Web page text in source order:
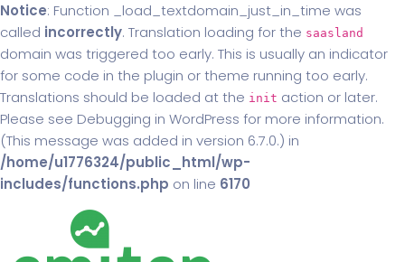
Notice: Function _load_textdomain_just_in_time was
called incorrectly. Translation loading for the saasland
domain was triggered too early. This is usually an indicator
for some code in the plugin or theme running too early.
Translations should be loaded at the init action or later.
Please see Debugging in WordPress for more information.
(This message was added in version 6.7.0.) in
/home/u1776324/public_html/wp-
includes/functions.php on line 6170